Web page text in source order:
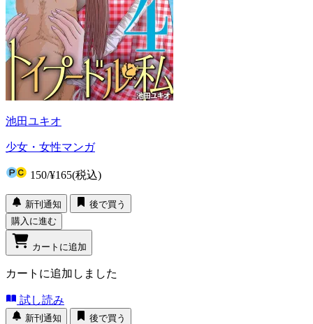
池田ユキオ
少女・女性マンガ
150/¥165(税込)
新刊通知
後で買う
購入に進む
カートに追加
カートに追加しました
試し読み
新刊通知 後で買う